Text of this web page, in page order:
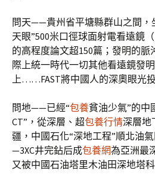
問天——貴州省平塘縣群山之間，
天眼”500米口徑球面射電看遠鏡
的高程度論文超150篇；發明的脈
際上統一時代一切其他看遠鏡發
上……FAST將中國人的深奧眼光
問地——已經“包養貧油少氣”的中
CT”，從深層、超包養行情深層地
疆，中國石化“深地工程”順北油
—3XC井完鉆后成包養網為亞洲最
又被中國石油塔里木油田深地塔